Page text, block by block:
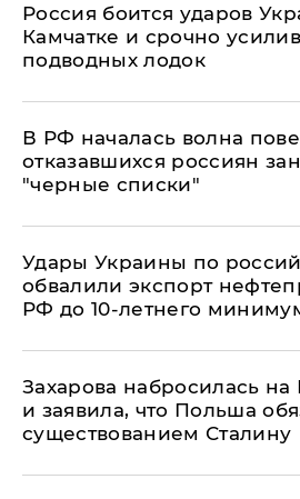
Россия боится ударов
Камчатке и срочно
подводных лодок
​В РФ началась волна
отказавшихся россиян
"черные списки"
Удары Украины по
обвалили экспорт
РФ до 10-летнего
​Захарова набросилась на
и заявила, что Польша
существованием Сталину